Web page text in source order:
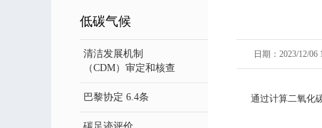
低碳气候
清洁发展机制
（CDM）审定和核查
巴黎协定 6.4条
日期：2023/12/06
通过计算二氧化